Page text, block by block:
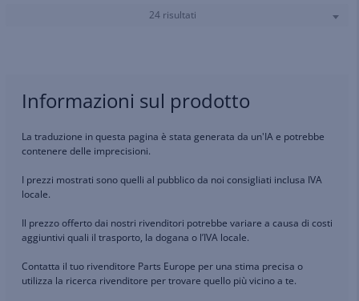
24 risultati
Informazioni sul prodotto
La traduzione in questa pagina è stata generata da un'IA e potrebbe
contenere delle imprecisioni.
I prezzi mostrati sono quelli al pubblico da noi consigliati inclusa IVA
locale.
Il prezzo offerto dai nostri rivenditori potrebbe variare a causa di costi
aggiuntivi quali il trasporto, la dogana o l’IVA locale.
Contatta il tuo rivenditore Parts Europe per una stima precisa o
utilizza la ricerca rivenditore per trovare quello più vicino a te.